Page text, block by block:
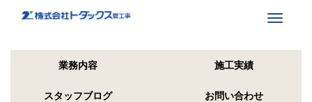
Toggle
業務内容 施工実績
スタッフブログ お問い合わせ